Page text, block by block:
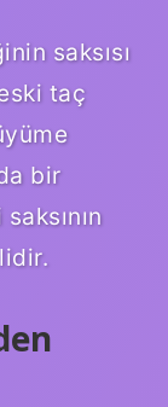
saksısı
taç
bir